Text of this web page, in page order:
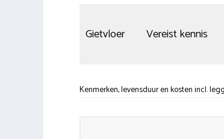
Gietvloer Vereist kennis
Kenmerken, levensduur en kosten incl.